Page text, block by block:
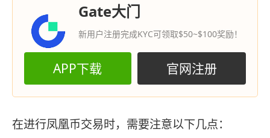
Gate大门
新用户注册完成KYC可领取$50~$100奖励！
APP下载 官网注册
在进行凤凰币交易时，需要注意以下几点：